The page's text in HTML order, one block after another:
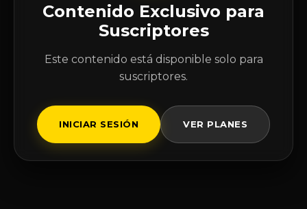
Contenido Exclusivo para
Suscriptores
Este contenido está disponible solo para
suscriptores.
INICIAR SESIÓN VER PLANES